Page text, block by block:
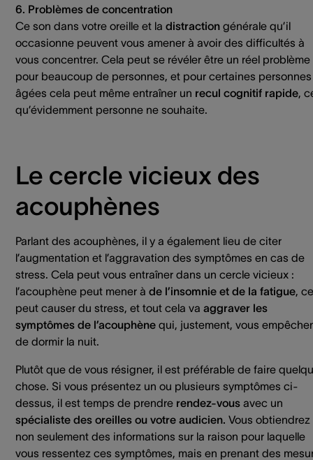
6. Problèmes de concentration
Ce son dans votre oreille et la distraction générale qu’il
occasionne peuvent vous amener à avoir des difficultés à
vous concentrer. Cela peut se révéler être un réel problème
pour beaucoup de personnes, et pour certaines personnes
âgées cela peut même entraîner un recul cognitif rapide,
qu’évidemment personne ne souhaite.
Le cercle vicieux des
acouphènes
Parlant des acouphènes, il y a également lieu de citer
l’augmentation et l’aggravation des symptômes en cas de
stress. Cela peut vous entraîner dans un cercle vicieux :
l’acouphène peut mener à de l’insomnie et de la fatigue,
peut causer du stress, et tout cela va aggraver les
symptômes de l’acouphène qui, justement, vous
de dormir la nuit.
Plutôt que de vous résigner, il est préférable de faire
chose. Si vous présentez un ou plusieurs symptômes ci-
dessus, il est temps de prendre rendez-vous avec un
spécialiste des oreilles ou votre audicien. Vous obtiendrez
non seulement des informations sur la raison pour laquelle
vous ressentez ces symptômes, mais en prenant des